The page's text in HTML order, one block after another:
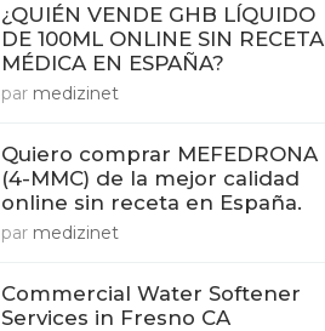
¿QUIÉN VENDE GHB LÍQUIDO
DE 100ML ONLINE SIN RECETA
MÉDICA EN ESPAÑA?
par medizinet
Quiero comprar MEFEDRONA
(4-MMC) de la mejor calidad
online sin receta en España.
par medizinet
Commercial Water Softener
Services in Fresno CA